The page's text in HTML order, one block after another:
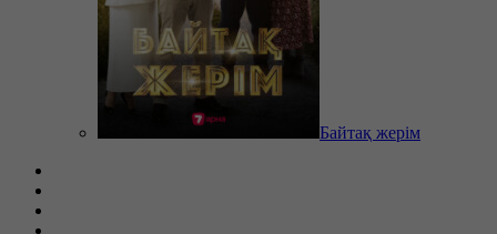
Байтақ жерім